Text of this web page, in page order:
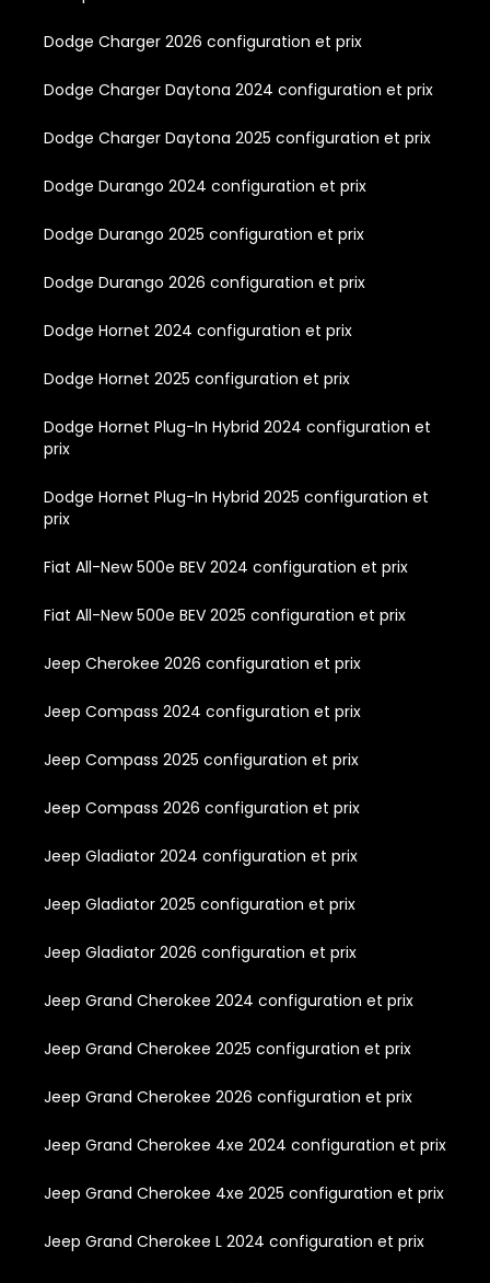
Dodge Charger 2026 configuration et prix
Dodge Charger Daytona 2024 configuration et prix
Dodge Charger Daytona 2025 configuration et prix
Dodge Durango 2024 configuration et prix
Dodge Durango 2025 configuration et prix
Dodge Durango 2026 configuration et prix
Dodge Hornet 2024 configuration et prix
Dodge Hornet 2025 configuration et prix
Dodge Hornet Plug-In Hybrid 2024 configuration et
prix
Dodge Hornet Plug-In Hybrid 2025 configuration et
prix
Fiat All-New 500e BEV 2024 configuration et prix
Fiat All-New 500e BEV 2025 configuration et prix
Jeep Cherokee 2026 configuration et prix
Jeep Compass 2024 configuration et prix
Jeep Compass 2025 configuration et prix
Jeep Compass 2026 configuration et prix
Jeep Gladiator 2024 configuration et prix
Jeep Gladiator 2025 configuration et prix
Jeep Gladiator 2026 configuration et prix
Jeep Grand Cherokee 2024 configuration et prix
Jeep Grand Cherokee 2025 configuration et prix
Jeep Grand Cherokee 2026 configuration et prix
Jeep Grand Cherokee 4xe 2024 configuration et prix
Jeep Grand Cherokee 4xe 2025 configuration et prix
Jeep Grand Cherokee L 2024 configuration et prix